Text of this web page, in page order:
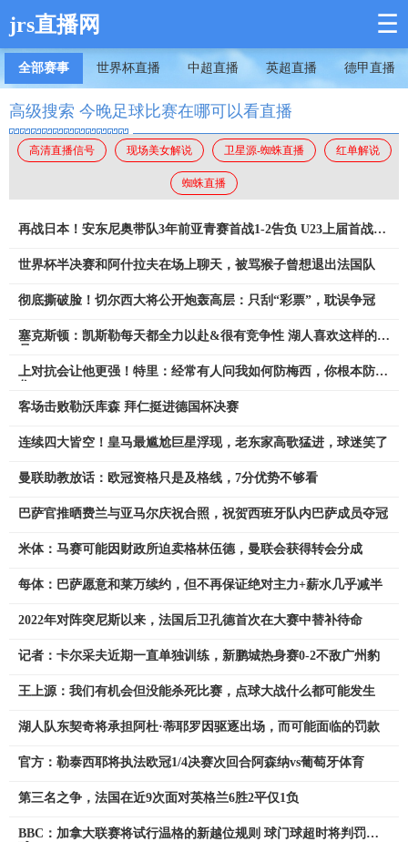
jrs直播网 ☰
全部赛事 世界杯直播 中超直播 英超直播 德甲直播
高级搜索 今晚足球比赛在哪可以看直播
高清直播信号 现场美女解说 卫星源-蜘蛛直播 红单解说
蜘蛛直播
再战日本！安东尼奥带队3年前亚青赛首战1-2告负 U23上届首战0-
世界杯半决赛和阿什拉夫在场上聊天，被骂猴子曾想退出法国队
彻底撕破脸！切尔西大将公开炮轰高层：只刮“彩票”，耽误争冠
塞克斯顿：凯斯勒每天都全力以赴&很有竞争性 湖人喜欢这样的球
上对抗会让他更强！特里：经常有人问我如何防梅西，你根本防不
客场击败勒沃库森 拜仁挺进德国杯决赛
连续四大皆空！皇马最尴尬巨星浮现，老东家高歌猛进，球迷笑了
曼联助教放话：欧冠资格只是及格线，7分优势不够看
巴萨官推晒费兰与亚马尔庆祝合照，祝贺西班牙队内巴萨成员夺冠
米体：马赛可能因财政所迫卖格林伍德，曼联会获得转会分成
每体：巴萨愿意和莱万续约，但不再保证绝对主力+薪水几乎减半
2022年对阵突尼斯以来，法国后卫孔德首次在大赛中替补待命
记者：卡尔采夫近期一直单独训练，新鹏城热身赛0-2不敌广州豹
王上源：我们有机会但没能杀死比赛，点球大战什么都可能发生
湖人队东契奇将承担阿杜·蒂耶罗因驱逐出场，而可能面临的罚款
官方：勒泰西耶将执法欧冠1/4决赛次回合阿森纳vs葡萄牙体育
第三名之争，法国在近9次面对英格兰6胜2平仅1负
BBC：加拿大联赛将试行温格的新越位规则 球门球超时将判罚角